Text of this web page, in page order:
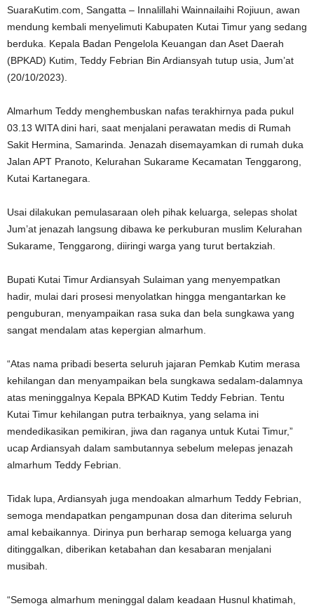
SuaraKutim.com, Sangatta – Innalillahi Wainnailaihi Rojiuun, awan
mendung kembali menyelimuti Kabupaten Kutai Timur yang sedang
berduka. Kepala Badan Pengelola Keuangan dan Aset Daerah
(BPKAD) Kutim, Teddy Febrian Bin Ardiansyah tutup usia, Jum’at
(20/10/2023).
Almarhum Teddy menghembuskan nafas terakhirnya pada pukul
03.13 WITA dini hari, saat menjalani perawatan medis di Rumah
Sakit Hermina, Samarinda. Jenazah disemayamkan di rumah duka
Jalan APT Pranoto, Kelurahan Sukarame Kecamatan Tenggarong,
Kutai Kartanegara.
Usai dilakukan pemulasaraan oleh pihak keluarga, selepas sholat
Jum’at jenazah langsung dibawa ke perkuburan muslim Kelurahan
Sukarame, Tenggarong, diiringi warga yang turut bertakziah.
Bupati Kutai Timur Ardiansyah Sulaiman yang menyempatkan
hadir, mulai dari prosesi menyolatkan hingga mengantarkan ke
penguburan, menyampaikan rasa suka dan bela sungkawa yang
sangat mendalam atas kepergian almarhum.
“Atas nama pribadi beserta seluruh jajaran Pemkab Kutim merasa
kehilangan dan menyampaikan bela sungkawa sedalam-dalamnya
atas meninggalnya Kepala BPKAD Kutim Teddy Febrian. Tentu
Kutai Timur kehilangan putra terbaiknya, yang selama ini
mendedikasikan pemikiran, jiwa dan raganya untuk Kutai Timur,”
ucap Ardiansyah dalam sambutannya sebelum melepas jenazah
almarhum Teddy Febrian.
Tidak lupa, Ardiansyah juga mendoakan almarhum Teddy Febrian,
semoga mendapatkan pengampunan dosa dan diterima seluruh
amal kebaikannya. Dirinya pun berharap semoga keluarga yang
ditinggalkan, diberikan ketabahan dan kesabaran menjalani
musibah.
“Semoga almarhum meninggal dalam keadaan Husnul khatimah,